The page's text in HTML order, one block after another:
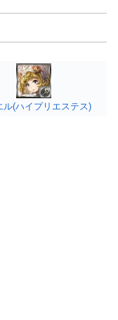
ル(ハイプリエステス)